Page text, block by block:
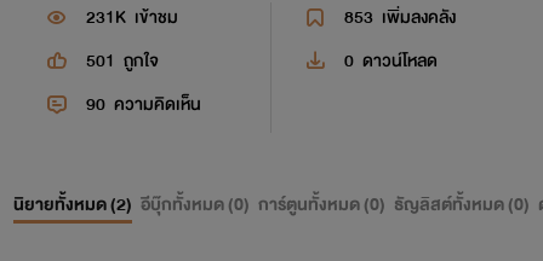
231K เข้าชม 853 เพิ่มลงคลัง
501 ถูกใจ 0 ดาวน์โหลด
90 ความคิดเห็น
นิยายทั้งหมด (2) อีบุ๊กทั้งหมด (0) การ์ตูนทั้งหมด (0) ธัญลิสต์ทั้งหมด (0)